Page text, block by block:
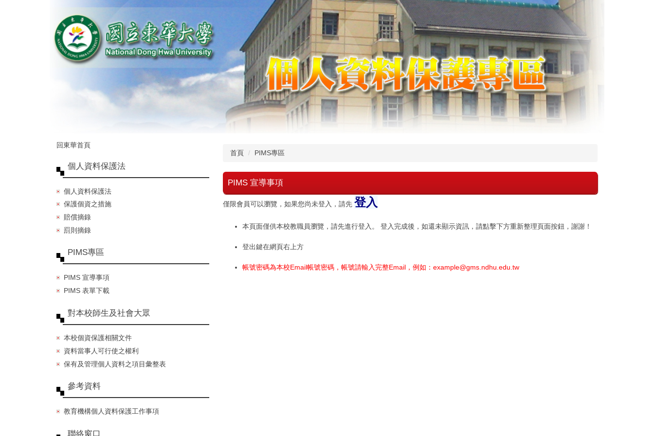
回東華首頁
個人資料保護法
個人資料保護法
保護個資之措施
賠償摘錄
罰則摘錄
PIMS專區
PIMS 宣導事項
PIMS 表單下載
對本校師生及社會大眾
本校個資保護相關文件
資料當事人可行使之權利
保有及管理個人資料之項目彙整表
參考資料
教育機構個人資料保護工作事項
聯絡窗口
首頁 PIMS專區
PIMS 宣導事項
僅限會員可以瀏覽，如果您尚未登入，請先 登入
本頁面僅供本校教職員瀏覽，請先進行登入。 登入完成後，如還未顯示資訊，請點擊下方重新整理頁面按鈕，謝謝！
登出鍵在網頁右上方
帳號密碼為本校Email帳號密碼，帳號請輸入完整Email，例如：example@gms.ndhu.edu.tw